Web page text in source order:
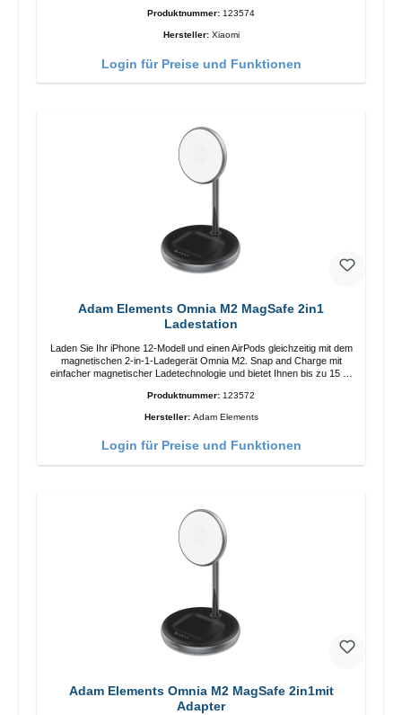
Produktnummer: 123574
Hersteller: Xiaomi
Login für Preise und Funktionen
Adam Elements Omnia M2 MagSafe 2in1
Ladestation
Laden Sie Ihr iPhone 12-Modell und einen AirPods gleichzeitig mit dem
magnetischen 2-in-1-Ladegerät Omnia M2. Snap and Charge mit
einfacher magnetischer Ladetechnologie und bietet Ihnen bis zu 15 W
ermöglicht das Design mit einstellbarem Ladewinkel eine einfache
Serie Laden Sie Ihr iPhone bequem vertikal oder horizontal auf Auf
Produktnummer: 123572
Hersteller: Adam Elements
Login für Preise und Funktionen
Adam Elements Omnia M2 MagSafe 2in1mit
Adapter